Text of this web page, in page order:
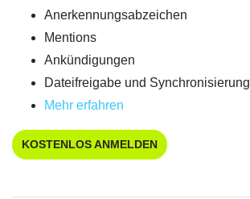
Anerkennungsabzeichen
Mentions
Ankündigungen
Dateifreigabe und Synchronisierung
Mehr erfahren
KOSTENLOS ANMELDEN